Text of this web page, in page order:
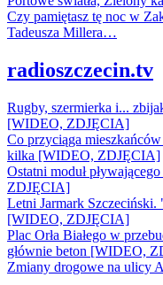
Czy pamiętasz tę noc w
Tadeusza Millera…
radioszczecin.tv
Rugby, szermierka i...
[WIDEO, ZDJĘCIA]
Co przyciąga
kilka [WIDEO, ZDJĘCIA]
Ostatni moduł
ZDJĘCIA]
Letni Jarmark
[WIDEO, ZDJĘCIA]
Plac Orła Białego w
głównie beton [WIDEO,
Zmiany drogowe na ulicy